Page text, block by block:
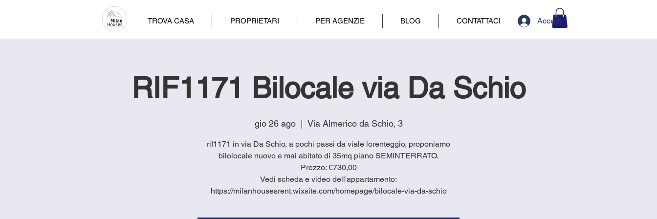
TROVA CASA PROPRIETARI PER AGENZIE BLOG CONTATTACI Accedi
RIF1171 Bilocale via Da Schio
gio 26 ago
  |
Via Almerico da Schio, 3
rif1171 in via Da Schio, a pochi passi da viale lorenteggio, proponiamo
bilolocale nuovo e mai abitato di 35mq piano SEMINTERRATO.
Prezzo: €730,00
Vedi scheda e video dell'appartamento:
https://milanhousesrent.wixsite.com/homepage/bilocale-via-da-schio